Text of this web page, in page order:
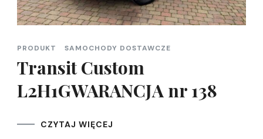
PRODUKT SAMOCHODY DOSTAWCZE
Transit Custom
L2H1GWARANCJA nr 138
CZYTAJ WIĘCEJ